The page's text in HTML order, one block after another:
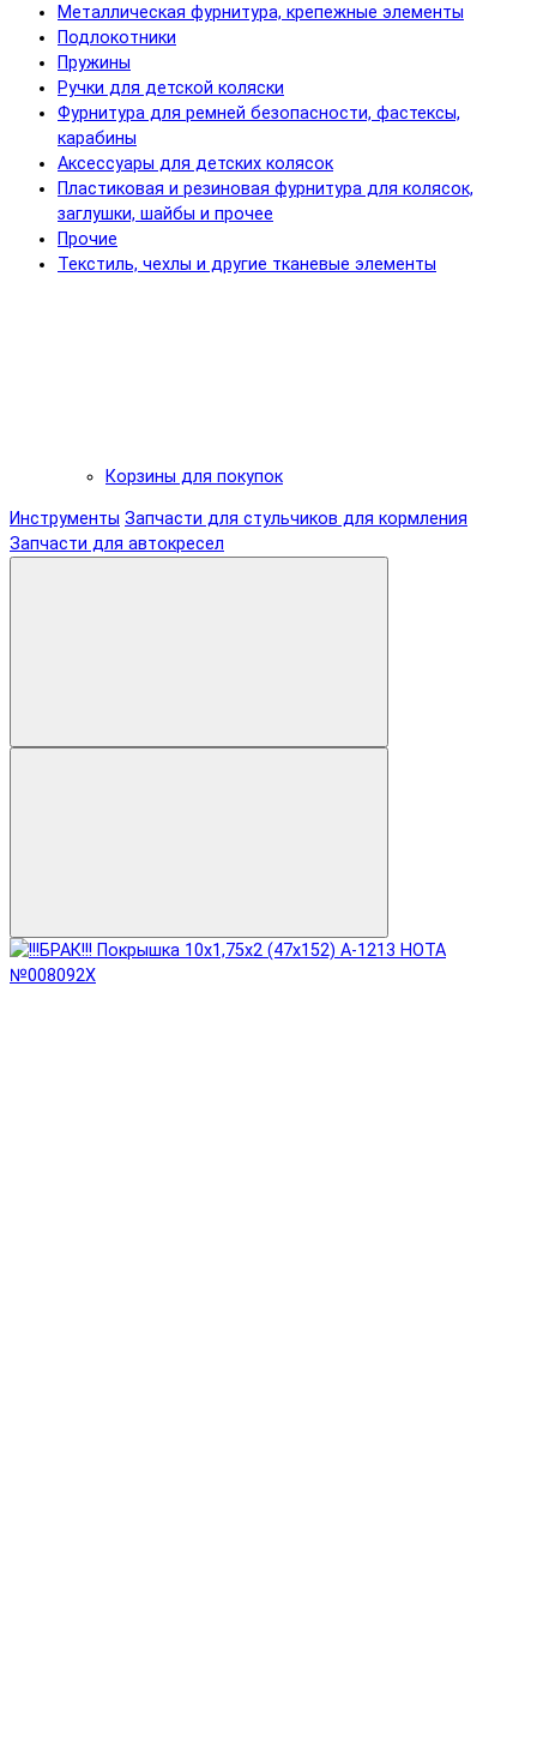
Металлическая фурнитура, крепежные элементы
Подлокотники
Пружины
Ручки для детской коляски
Фурнитура для ремней безопасности, фастексы,
карабины
Аксессуары для детских колясок
Пластиковая и резиновая фурнитура для колясок,
заглушки, шайбы и прочее
Прочие
Текстиль, чехлы и другие тканевые элементы
Корзины для покупок
Инструменты Запчасти для стульчиков для кормления
Запчасти для автокресел